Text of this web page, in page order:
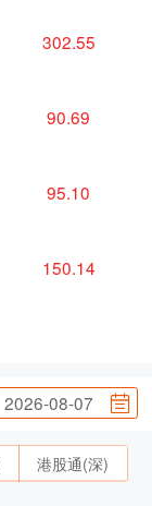
302.55
90.69
95.10
150.14
2026-08-07
港股通(深)